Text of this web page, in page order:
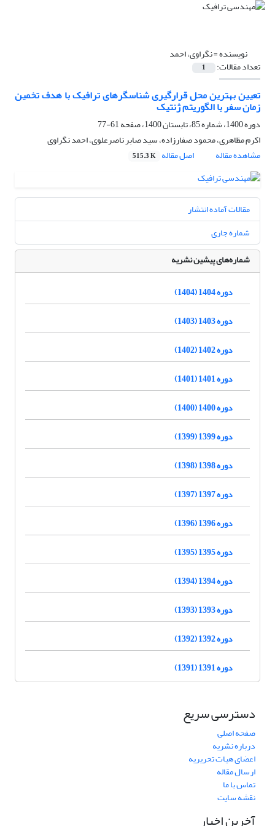
نویسنده =نگراوی، احمد
تعداد مقالات: 1
تعیین بهترین محل قرارگیری شناسگرهای ترافیک با هدف تخمین
زمان سفر با الگوریتم ژنتیک
دوره 1400، شماره 85، تابستان 1400، صفحه
61-77
اکرم مظاهری، محمود صفارزاده، سید صابر ناصرعلوی، احمد نگراوی
مشاهده مقاله
اصل مقاله 515.3 K
مقالات آماده انتشار
شماره جاری
شماره‌های پیشین نشریه
دوره 1404 (1404)
دوره 1403 (1403)
دوره 1402 (1402)
دوره 1401 (1401)
دوره 1400 (1400)
دوره 1399 (1399)
دوره 1398 (1398)
دوره 1397 (1397)
دوره 1396 (1396)
دوره 1395 (1395)
دوره 1394 (1394)
دوره 1393 (1393)
دوره 1392 (1392)
دوره 1391 (1391)
دسترسی سریع
صفحه اصلی
درباره نشریه
اعضای هیات تحریریه
ارسال مقاله
تماس با ما
نقشه سایت
آخرین اخبار